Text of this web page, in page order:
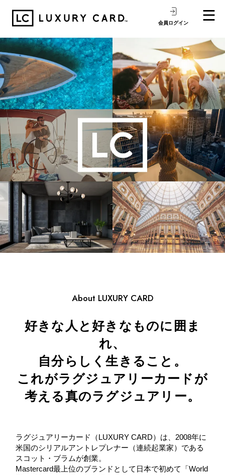
会員ログイン
About LUXURY CARD
好きな⼈と好きなものに囲ま
れ、
⾃分らしく⽣きること。
これがラグジュアリーカードが
考える真のラグジュアリー。
ラグジュアリーカード（LUXURY CARD）は、2008年に
米国のシリアルアントレプレナー（連続起業家）である
スコット・ブラムが創業。
Mastercard最上位のブランドとして日本で初めて「World